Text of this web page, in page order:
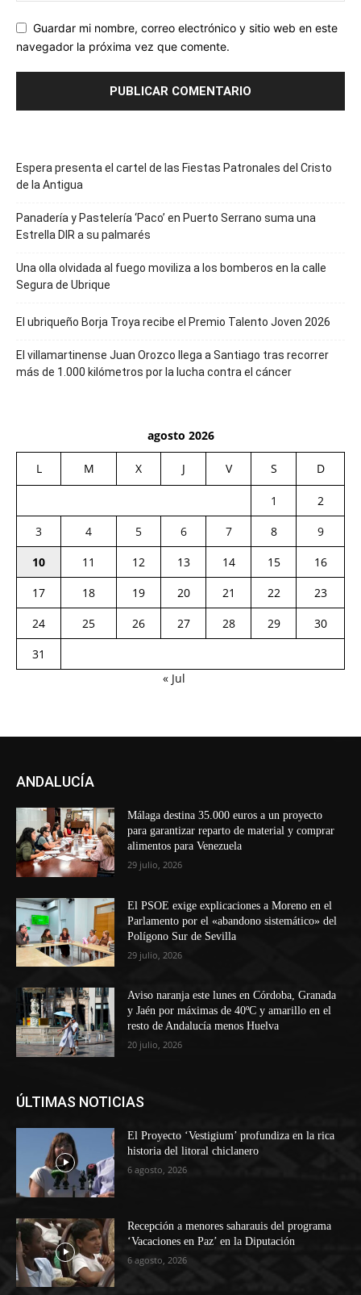
Guardar mi nombre, correo electrónico y sitio web en este
navegador la próxima vez que comente.
Espera presenta el cartel de las Fiestas Patronales del Cristo
de la Antigua
Panadería y Pastelería ‘Paco’ en Puerto Serrano suma una
Estrella DIR a su palmarés
Una olla olvidada al fuego moviliza a los bomberos en la calle
Segura de Ubrique
El ubriqueño Borja Troya recibe el Premio Talento Joven 2026
El villamartinense Juan Orozco llega a Santiago tras recorrer
más de 1.000 kilómetros por la lucha contra el cáncer
agosto 2026
L M X J V S D
1
2
3
4 5 6 7 8
9
10
11 12 13 14 15
16
17
18 19 20 21 22
23
24
25 26 27 28 29
30
31
« Jul
ANDALUCÍA
Málaga destina 35.000 euros a un proyecto
para garantizar reparto de material y comprar
alimentos para Venezuela
29 julio, 2026
El PSOE exige explicaciones a Moreno en el
Parlamento por el «abandono sistemático» del
Polígono Sur de Sevilla
29 julio, 2026
Aviso naranja este lunes en Córdoba, Granada
y Jaén por máximas de 40ºC y amarillo en el
resto de Andalucía menos Huelva
20 julio, 2026
ÚLTIMAS NOTICIAS
El Proyecto ‘Vestigium’ profundiza en la rica
historia del litoral chiclanero
6 agosto, 2026
Recepción a menores saharauis del programa
‘Vacaciones en Paz’ en la Diputación
6 agosto, 2026